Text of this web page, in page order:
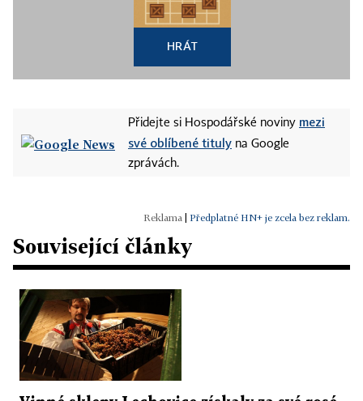
HRÁT
Přidejte si Hospodářské noviny mezi
své oblíbené tituly na Google
zprávách.
Předplatné HN+ je zcela bez reklam.
Související články